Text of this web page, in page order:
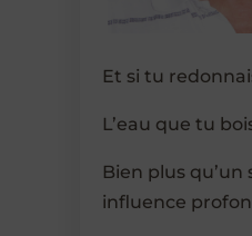
Et si tu
L’eau que tu
Bien plus
influence